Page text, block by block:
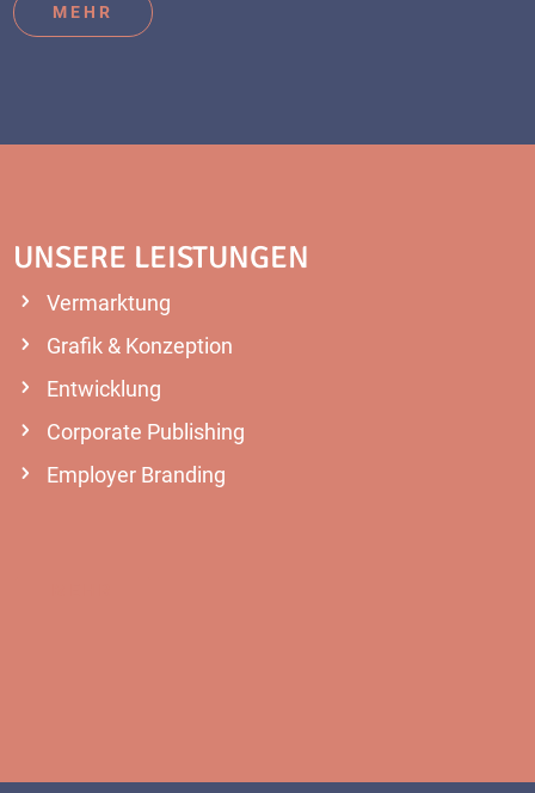
MEHR
UNSERE LEISTUNGEN
Vermarktung
Grafik & Konzeption
Entwicklung
Corporate Publishing
Employer Branding